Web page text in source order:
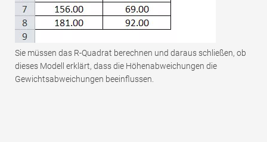
Sie müssen das R-Quadrat berechnen und daraus schließen, ob
dieses Modell erklärt, dass die Höhenabweichungen die
Gewichtsabweichungen beeinflussen.